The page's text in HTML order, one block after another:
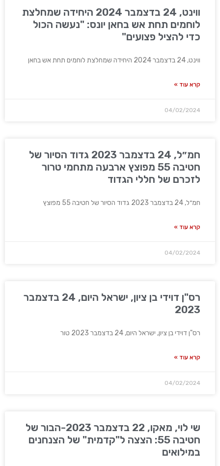
ווינט, 24 בדצמבר 2024 היחידה שמחלצת
לוחמים תחת אש בחאן יונס: "נעשה הכול
כדי להציל פצועים"
ווינט, 24 בדצמבר 2024 היחידה שמחלצת לוחמים תחת אש בחאן
קרא עוד »
04/02/2024
חמ״ל, 24 בדצמבר 2023 גדוד הסיור של
חטיבה 55 מפוצץ ארבעה מתחמי טרור
לזכרם של חללי הגדוד
חמ״ל, 24 בדצמבר 2023 גדוד הסיור של חטיבה 55 מפוצץ
קרא עוד »
04/02/2024
רס"ן דוידי בן ציון, ישראל היום, 24 בדצמבר
2023
רס"ן דוידי בן ציון, ישראל היום, 24 בדצמבר 2023 טור
קרא עוד »
04/02/2024
שי לוי, מאקו, 22 בדצמבר 2023-הבור של
חטיבה 55: הצצה ל"קדמית" של הצנחנים
במילואים